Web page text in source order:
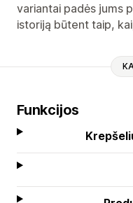
variantai padės jums
istoriją būtent taip,
Funkcijos